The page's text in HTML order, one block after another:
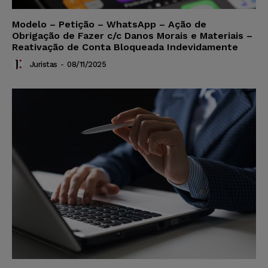
Modelo – Petição – WhatsApp – Ação de
Obrigação de Fazer c/c Danos Morais e Materiais –
Reativação de Conta Bloqueada Indevidamente
Juristas - 08/11/2025